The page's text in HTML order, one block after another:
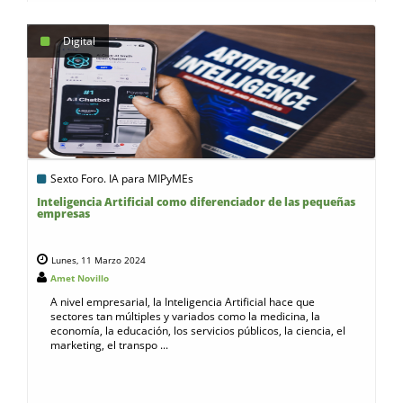
Digital
Sexto Foro. IA para MIPyMEs
Inteligencia Artificial como diferenciador de las pequeñas
empresas
Lunes, 11 Marzo 2024
Amet Novillo
A nivel empresarial, la Inteligencia Artificial hace que
sectores tan múltiples y variados como la medicina, la
economía, la educación, los servicios públicos, la ciencia, el
marketing, el transpo ...